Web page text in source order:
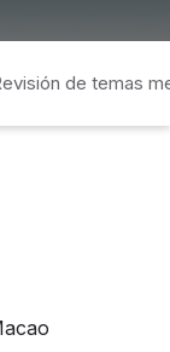
de temas